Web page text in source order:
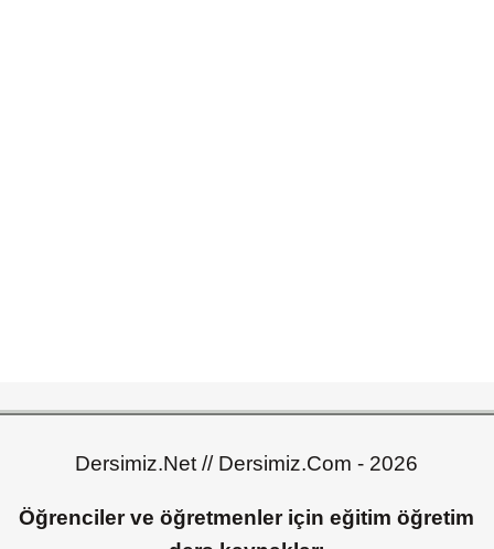
Dersimiz.Net // Dersimiz.Com - 2026
Öğrenciler ve öğretmenler için eğitim öğretim